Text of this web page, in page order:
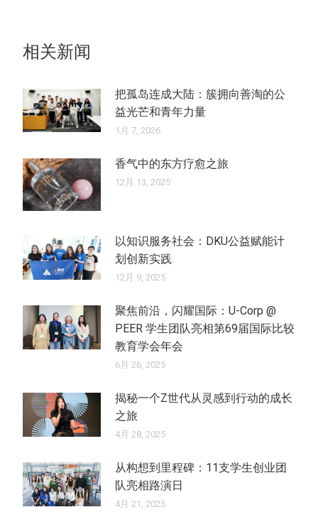
相关新闻
把孤岛连成大陆：簇拥向善淘的公
益光芒和青年力量
1月 7, 2026
香气中的东方疗愈之旅
12月 13, 2025
以知识服务社会：DKU公益赋能计
划创新实践
12月 9, 2025
聚焦前沿，闪耀国际：U-Corp @
PEER 学生团队亮相第69届国际比较
教育学会年会
6月 26, 2025
揭秘一个Z世代从灵感到行动的成长
之旅
4月 28, 2025
从构想到里程碑：11支学生创业团
队亮相路演日
4月 21, 2025